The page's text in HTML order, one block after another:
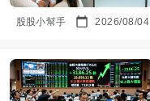
股股小幫手 2026/08/04